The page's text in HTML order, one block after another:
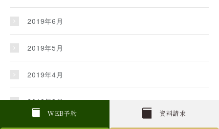
W EB予約 資料請求
2019年6月
2019年5月
2019年4月
2019年3月